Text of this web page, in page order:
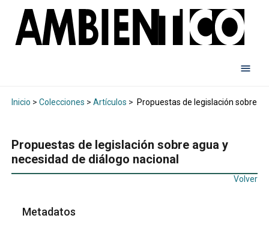
Inicio > Colecciones > Artículos > Propuestas de legislación sobre
Propuestas de legislación sobre agua y
necesidad de diálogo nacional
Volver
Metadatos